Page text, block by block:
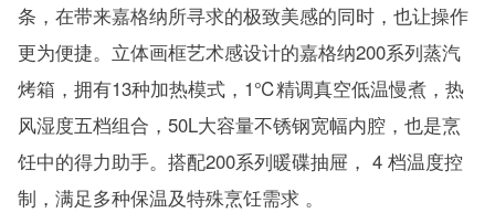
条，在带来嘉格纳所寻求的极致美感的同时，也让操作
更为便捷。立体画框艺术感设计的嘉格纳200系列蒸汽
烤箱，拥有13种加热模式，1℃精调真空低温慢煮，热
风湿度五档组合，50L大容量不锈钢宽幅内腔，也是烹
饪中的得力助手。搭配200系列暖碟抽屉， 4 档温度控
制，满足多种保温及特殊烹饪需求 。